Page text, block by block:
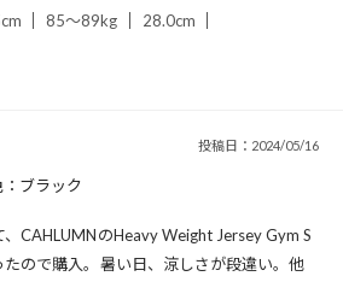
85～89kg 28.0cm
投稿日：2024/05/16
：ブラック
CAHLUMNのHeavy Weight Jersey Gym S
ので購入。暑い日、涼しさが段違い。他